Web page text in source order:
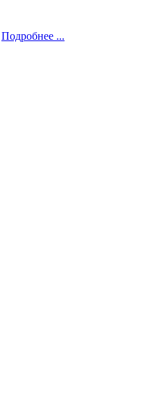
Подробнее ...